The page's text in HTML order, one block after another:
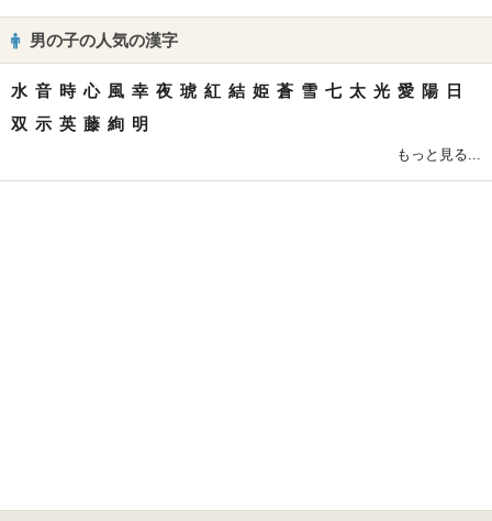
男の子の人気の漢字
水 音 時 心 風 幸 夜 琥 紅 結 姫 蒼 雪 七 太 光 愛 陽
日
双 示 英 藤 絢 明
もっと見る...